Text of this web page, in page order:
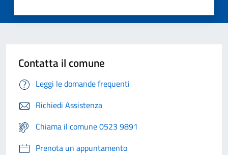
Contatta il comune
Leggi le domande frequenti
Richiedi Assistenza
Chiama il comune 0523 9891
Prenota un appuntamento